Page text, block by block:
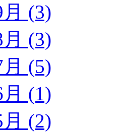
(3)
(3)
(5)
(1)
(2)